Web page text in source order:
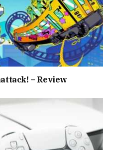
– Review